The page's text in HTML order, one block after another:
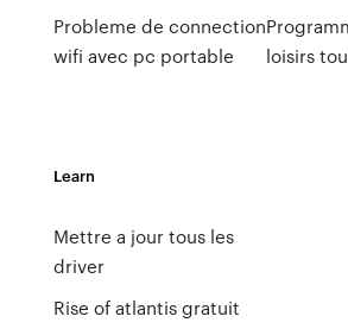
Probleme de connection
wifi avec pc portable
loisirs
Learn
Mettre a jour tous les
driver
Rise of atlantis gratuit